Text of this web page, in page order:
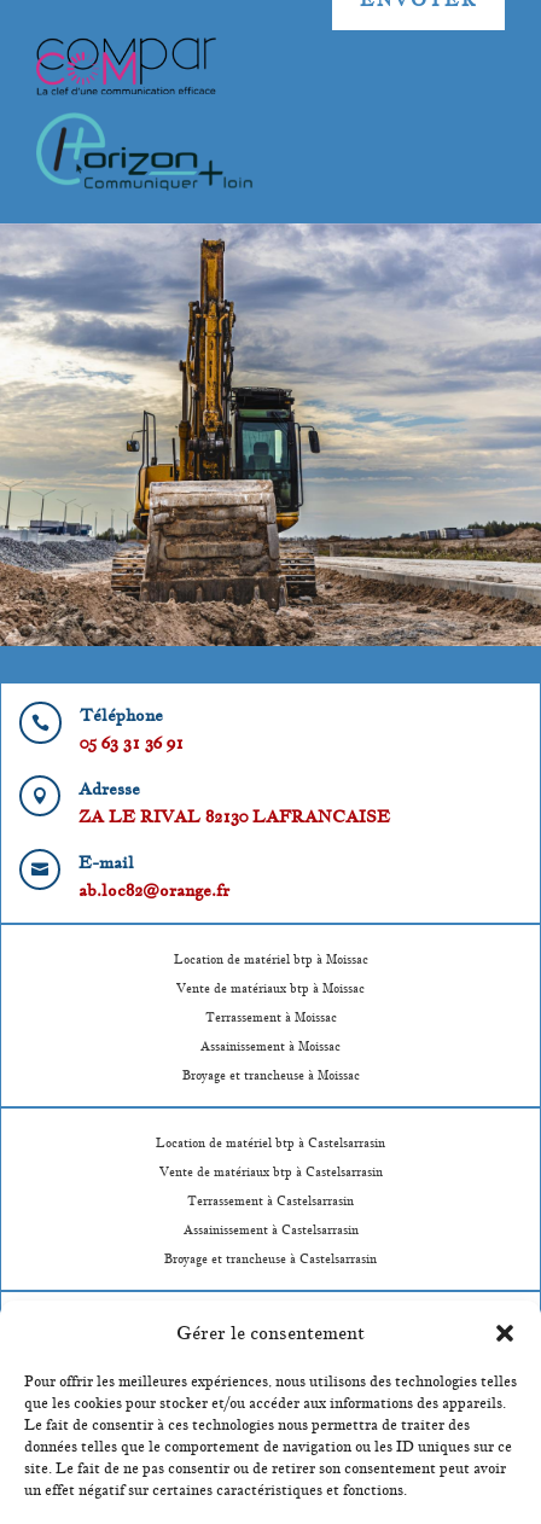
Gérer le consentement
Pour offrir les meilleures expériences, nous utilisons des technologies telles
que les cookies pour stocker et/ou accéder aux informations des appareils.
Le fait de consentir à ces technologies nous permettra de traiter des
données telles que le comportement de navigation ou les ID uniques sur ce
site. Le fait de ne pas consentir ou de retirer son consentement peut avoir
un effet négatif sur certaines caractéristiques et fonctions.

Téléphone
05 63 31 36 91

Adresse
ZA LE RIVAL 82130 LAFRANCAISE

E-mail
ab.loc82@orange.fr
Location de matériel btp à Moissac
Vente de matériaux btp à Moissac
Terrassement à Moissac
Assainissement à Moissac
Broyage et trancheuse à Moissac
Location de matériel btp à Castelsarrasin
Vente de matériaux btp à Castelsarrasin
Terrassement à Castelsarrasin
Assainissement à Castelsarrasin
Broyage et trancheuse à Castelsarrasin
Location de matériel btp à Durfort-Lacapelette
Terrassement à Durfort-Lacapelette
Assainissement à Durfort-Lacapelette
Broyage et trancheuse à Durfort-Lacapelette